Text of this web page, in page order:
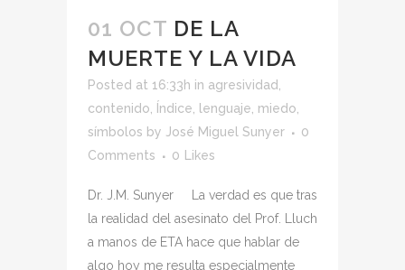
01 OCT DE LA
MUERTE Y LA VIDA
Posted at 16:33h in agresividad
contenido
Índice lenguaje miedo
símbolos by José Miguel Sunyer
0
Comments
0 Likes
Dr. J.M. Sunyer La verdad es que tras
la realidad del asesinato del Prof. Lluch
a manos de ETA hace que hablar de
algo hoy me resulta especialmente